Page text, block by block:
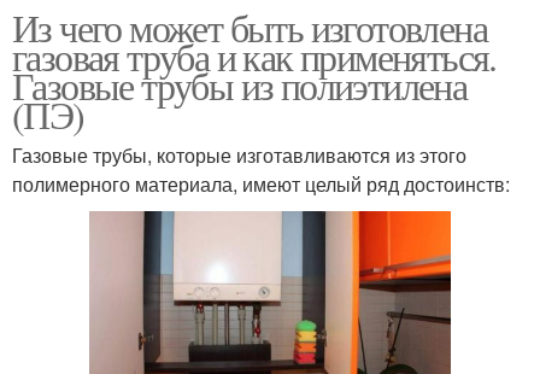
Из чего может быть изготовлена
газовая труба и как применяться.
Газовые трубы из полиэтилена
(ПЭ)
Газовые трубы, которые изготавливаются из этого
полимерного материала, имеют целый ряд достоинств: